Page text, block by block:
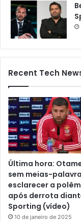
Recent Tech
Última hora:
sem meias-
esclarecer a
após derrota
Sporting (vídeo)
10 de janeiro de 2025